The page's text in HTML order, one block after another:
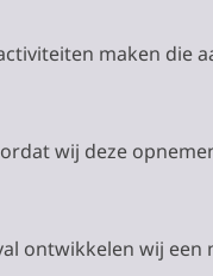
maken die
wij deze
ontwikkelen wij een